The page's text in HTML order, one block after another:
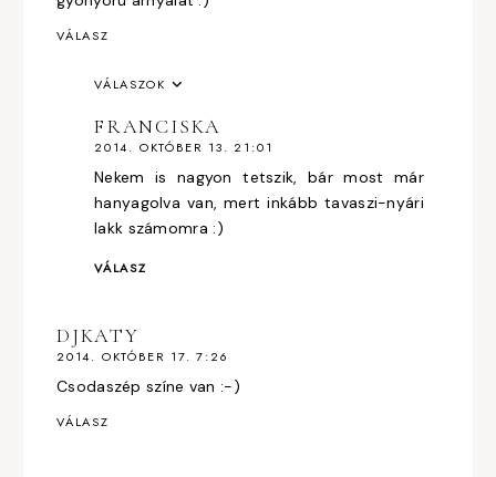
VÁLASZ
VÁLASZOK
FRANCISKA
2014. OKTÓBER 13. 21:01
Nekem is nagyon tetszik, bár most már
hanyagolva van, mert inkább tavaszi-nyári
lakk számomra :)
VÁLASZ
DJKATY
2014. OKTÓBER 17. 7:26
Csodaszép színe van :-)
VÁLASZ